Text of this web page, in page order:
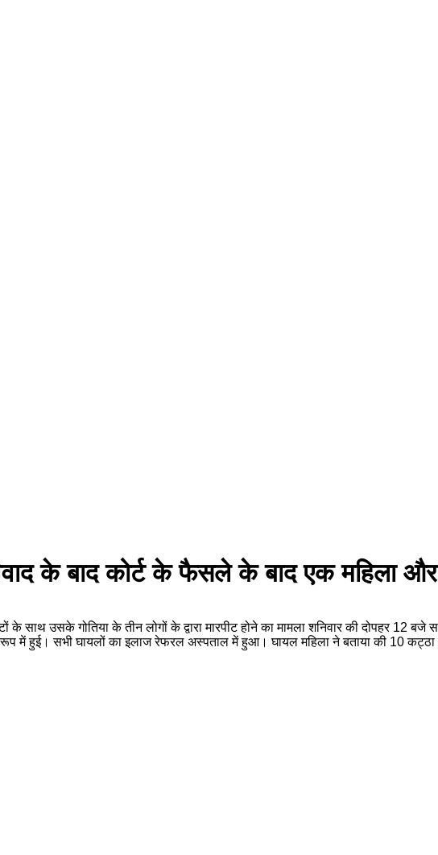
के बाद कोर्ट के फैसले के बाद एक महिला
साथ उसके गोतिया के तीन लोगों के द्वारा मारपीट होने का मामला शनिवार की दोपहर 12
में हुई। सभी घायलों का इलाज रेफरल अस्पताल में हुआ। घायल महिला ने बताया की 10